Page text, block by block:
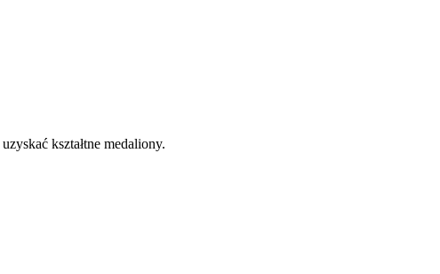
kształtne medaliony.